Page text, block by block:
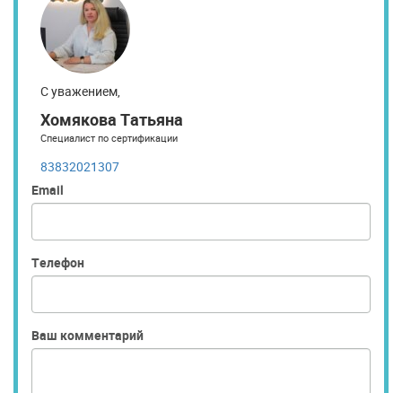
С уважением,
Хомякова Татьяна
Специалист по сертификации
83832021307
Email
Телефон
Ваш комментарий